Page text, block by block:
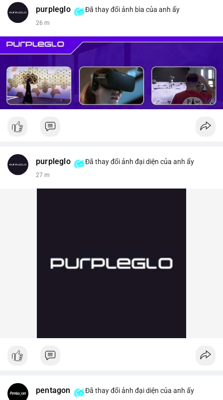
purpleglo Đã thay đổi ảnh bìa của anh ấy
26 m
purpleglo Đã thay đổi ảnh đại diện của anh ấy
27 m
pentagon Đã thay đổi ảnh đại diện của anh ấy